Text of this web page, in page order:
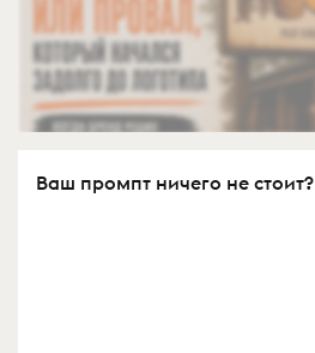
Ваш промпт ничего не стоит?